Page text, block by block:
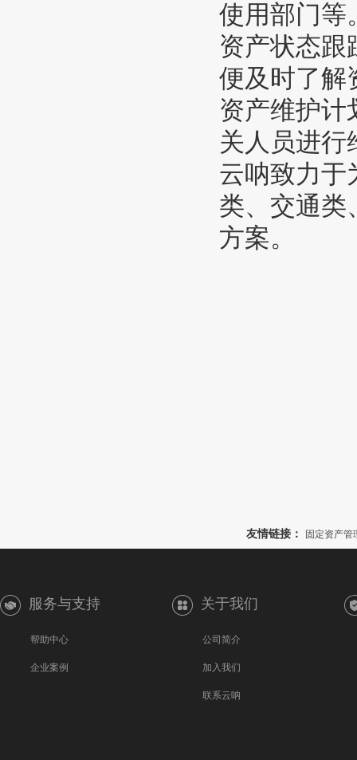
使用部门等
资产状态跟
便及时了解
资产维护计
关人员进行
云呐致力于
类、交通类
方案。
友情链接： 固定资产管
服务与支持
帮助中心
企业案例
关于我们
公司简介
加入我们
联系云呐